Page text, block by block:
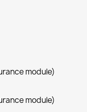
module)
module)